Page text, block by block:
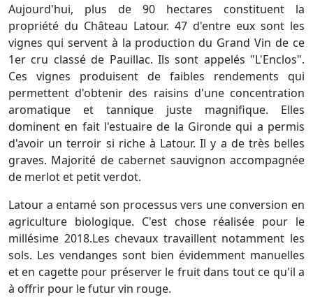
Aujourd'hui, plus de 90 hectares constituent la
propriété du Château Latour. 47 d'entre eux sont les
vignes qui servent à la production du Grand Vin de ce
1er cru classé de Pauillac. Ils sont appelés "L'Enclos".
Ces vignes produisent de faibles rendements qui
permettent d'obtenir des raisins d'une concentration
aromatique et tannique juste magnifique. Elles
dominent en fait l'estuaire de la Gironde qui a permis
d'avoir un terroir si riche à Latour. Il y a de très belles
graves. Majorité de cabernet sauvignon accompagnée
de merlot et petit verdot.
Latour a entamé son processus vers une conversion en
agriculture biologique. C'est chose réalisée pour le
millésime 2018.Les chevaux travaillent notamment les
sols. Les vendanges sont bien évidemment manuelles
et en cagette pour préserver le fruit dans tout ce qu'il a
à offrir pour le futur vin rouge.